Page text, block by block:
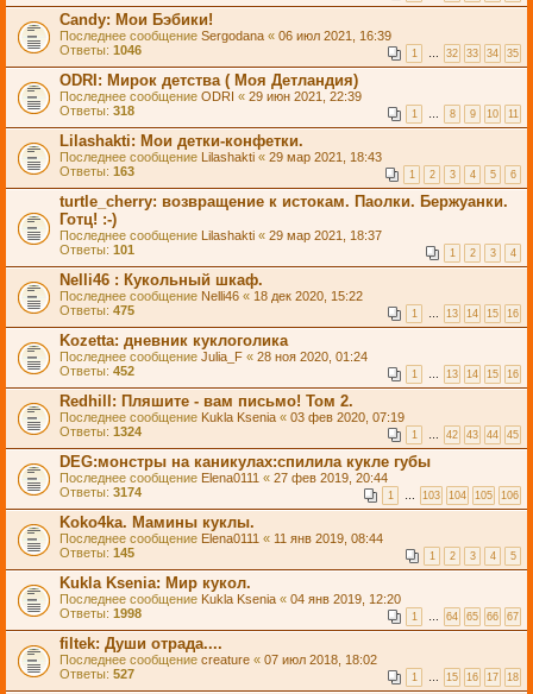
Candy: Мои Бэбики!
Последнее сообщение Sergodana « 06 июл 2021, 16:39
Ответы: 1046 1 … 32 33 34 35
ODRI: Мирок детства ( Моя Детландия)
Последнее сообщение ODRI « 29 июн 2021, 22:39
Ответы: 318 1 … 8 9 10 11
Lilashakti: Мои детки-конфетки.
Последнее сообщение Lilashakti « 29 мар 2021, 18:43
Ответы: 163 1 2 3 4 5 6
turtle_cherry: возвращение к истокам. Паолки. Бержуанки.
Готц! :-)
Последнее сообщение Lilashakti « 29 мар 2021, 18:37
Ответы: 101 1 2 3 4
Nelli46 : Кукольный шкаф.
Последнее сообщение Nelli46 « 18 дек 2020, 15:22
Ответы: 475 1 … 13 14 15 16
Kozetta: дневник куклоголика
Последнее сообщение Julia_F « 28 ноя 2020, 01:24
Ответы: 452 1 … 13 14 15 16
Redhill: Пляшите - вам письмо! Том 2.
Последнее сообщение Kukla Ksenia « 03 фев 2020, 07:19
Ответы: 1324 1 … 42 43 44 45
DEG:монстры на каникулах:спилила кукле губы
Последнее сообщение Elena0111 « 27 фев 2019, 20:44
Ответы: 3174 1 … 103 104 105 106
Koko4ka. Мамины куклы.
Последнее сообщение Elena0111 « 11 янв 2019, 08:44
Ответы: 145 1 2 3 4 5
Kukla Ksenia: Мир кукол.
Последнее сообщение Kukla Ksenia « 04 янв 2019, 12:20
Ответы: 1998 1 … 64 65 66 67
filtek: Души отрада....
Последнее сообщение creature « 07 июл 2018, 18:02
Ответы: 527 1 … 15 16 17 18